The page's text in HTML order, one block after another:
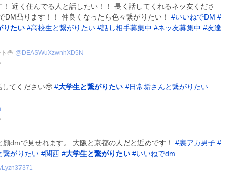
！ 近く住んでる人と話したい！！ 長く話してくれるネッ友くださ
DM凸ります！！ 仲良くなったら色々繋がりたい！ #いいねでDM #
りたい #高校生と繋がりたい #話し相手募集中 #ネッ友募集中 #友達
🍟 @ DEASWuXzwnhXD5N
してください🥹 #大学生と繋がりたい #日常垢さんと繋がりたい
顔dmで見せれます。 大阪と京都の人だと近めです！ #裏アカ男子 #
繋がりたい #関西 #大学生と繋がりたい #いいねでdm